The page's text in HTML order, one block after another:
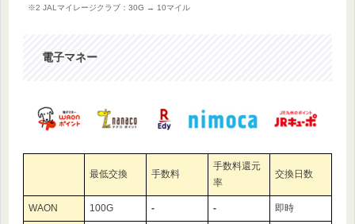
※2 JALマイレージクラブ：30G → 10マイル
電子マネー
最低交換 手数料
手数料還元
率
交換日数
WAON 100G ‐ ‐ 即時